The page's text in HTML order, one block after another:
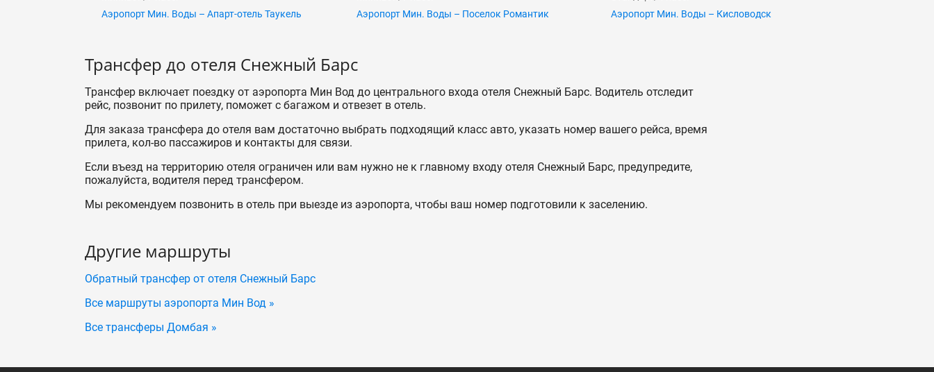
Аэропорт Мин. Воды – Апарт-отель Таукель
Аэропорт Мин. Воды – Поселок Романтик
Аэропорт Мин. Воды – Кисловодск
Трансфер до отеля Снежный Барс
Трансфер включает поездку от аэропорта Мин Вод до центрального входа отеля Снежный Барс. Водитель отследит
рейс, позвонит по прилету, поможет с багажом и отвезет в отель.
Для заказа трансфера до отеля вам достаточно выбрать подходящий класс авто, указать номер вашего рейса, время
прилета, кол-во пассажиров и контакты для связи.
Если въезд на территорию отеля ограничен или вам нужно не к главному входу отеля Снежный Барс, предупредите,
пожалуйста, водителя перед трансфером.
Мы рекомендуем позвонить в отель при выезде из аэропорта, чтобы ваш номер подготовили к заселению.
Другие маршруты
Обратный трансфер от отеля Снежный Барс
Все маршруты аэропорта Мин Вод »
Все трансферы Домбая »